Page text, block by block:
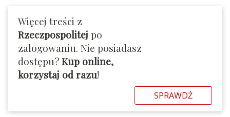
Więcej treści z
Rzeczpospolitej po
zalogowaniu. Nie posiadasz
dostępu?Kup online,
korzystaj od razu!
SPRAWDŹ